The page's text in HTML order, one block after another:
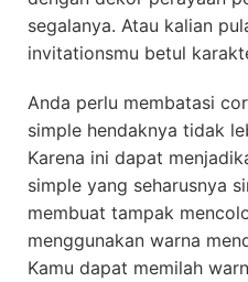
segalanya. Atau kalian
invitationsmu betul
Anda perlu membatasi
simple hendaknya tidak
Karena ini dapat
simple yang seharusnya
membuat tampak
menggunakan warna
Kamu dapat memilah